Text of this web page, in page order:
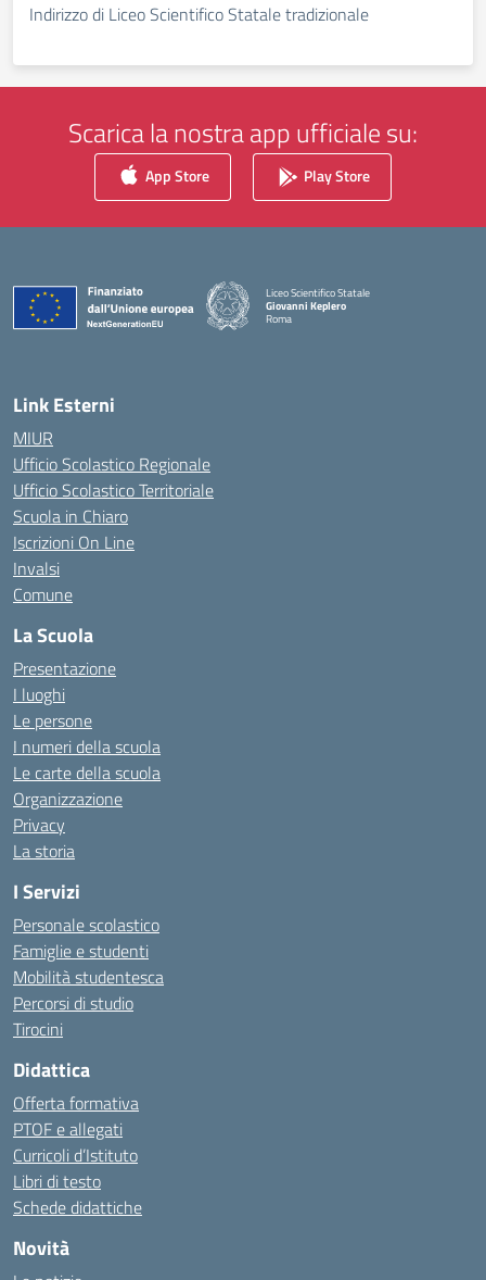
Indirizzo di Liceo Scientifico Statale tradizionale
Scarica la nostra app ufficiale su:
App Store Play Store
Liceo Scientifico Statale
Giovanni Keplero
Roma
Link Esterni
MIUR
Ufficio Scolastico Regionale
Ufficio Scolastico Territoriale
Scuola in Chiaro
Iscrizioni On Line
Invalsi
Comune
La Scuola
Presentazione
I luoghi
Le persone
I numeri della scuola
Le carte della scuola
Organizzazione
Privacy
La storia
I Servizi
Personale scolastico
Famiglie e studenti
Mobilità studentesca
Percorsi di studio
Tirocini
Didattica
Offerta formativa
PTOF e allegati
Curricoli d’Istituto
Libri di testo
Schede didattiche
Novità